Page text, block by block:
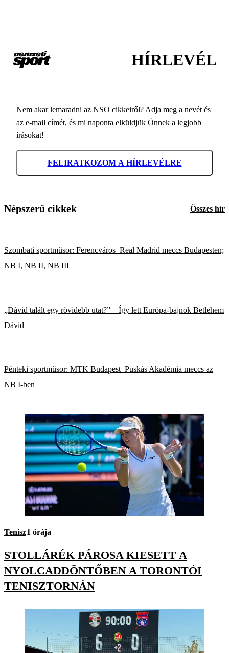
HÍRLEVÉL
Nem akar lemaradni az NSO cikkeiről? Adja meg a nevét és
az e-mail címét, és mi naponta elküldjük Önnek a legjobb
írásokat!
FELIRATKOZOM A HÍRLEVÉLRE
Népszerű cikkek Összes hír
Szombati sportműsor: Ferencváros–Real Madrid meccs Budapesten;
NB I, NB II, NB III
„Dávid talált egy rövidebb utat?” – Így lett Európa-bajnok Betlehem
Dávid
Pénteki sportműsor: MTK Budapest–Puskás Akadémia meccs az
NB I-ben
Tenisz1 órája
STOLLÁRÉK PÁROSA KIESETT A
NYOLCADDÖNTŐBEN A TORONTÓI
TENISZTORNÁN